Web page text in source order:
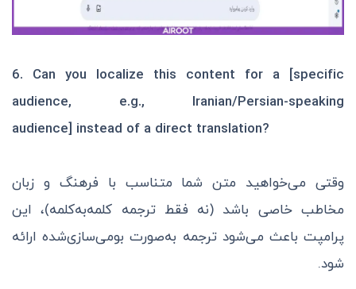
6. Can you localize this content for a [specific
audience, e.g., Iranian/Persian-speaking
audience] instead of a direct translation?
وقتی می‌خواهید متن شما متناسب با فرهنگ و زبان
مخاطب خاصی باشد (نه فقط ترجمه کلمه‌به‌کلمه)، این
پرامپت باعث می‌شود ترجمه به‌صورت بومی‌سازی‌شده ارائه
شود.